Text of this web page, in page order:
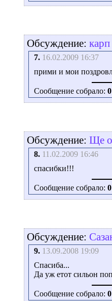
Обсуждение: карп
7. 16.02.2009 16:37
прими и мои
Сообщение собрало: 0
Обсуждение: Ще
8. 11.02.2009 16:46
спасибки!!!
Сообщение собрало: 0
Обсуждение:
9. 13.09.2008 19:09
Спасиба...
Да уж етот сильон
Сообщение собрало: 0